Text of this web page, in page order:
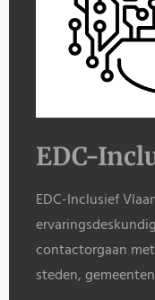
EDC-
EDC-Inclusief
contactorgaan
steden,